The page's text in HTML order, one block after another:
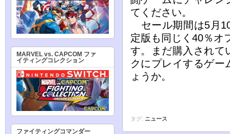
てください。
セール期間は5月
定版も同じく40％オ
す。まだ購入されて
クにプレイするゲー
ょうか。
タグ: ニュース
MARVEL vs. CAPCOM ファ
イティングコレクション
ファイティングコマンダー